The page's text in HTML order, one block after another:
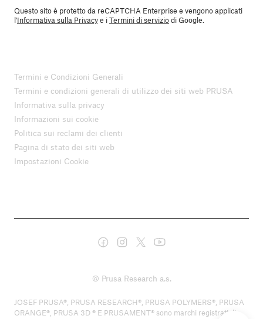
Questo sito è protetto da reCAPTCHA Enterprise e vengono applicati
l'Informativa sulla Privacye iTermini di serviziodi Google.
Termini e Condizioni Generali
Termini e condizioni generali di utilizzo dei siti web PRUSA
Informativa sulla privacy
Informazioni sui cookie
Politica sui reclami dei clienti
Pagina di stato dei siti web
Impostazioni Cookie
© Prusa Research a.s.
JOSEF PRUSA®, PRUSA RESEARCH®, PRUSA POLYMERS®, PRUSA
ORANGE®, PRUSA 3D ® E PRUSAMENT® sono marchi registrati di